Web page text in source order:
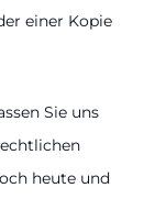
einer Kopie
Sie uns
heute und